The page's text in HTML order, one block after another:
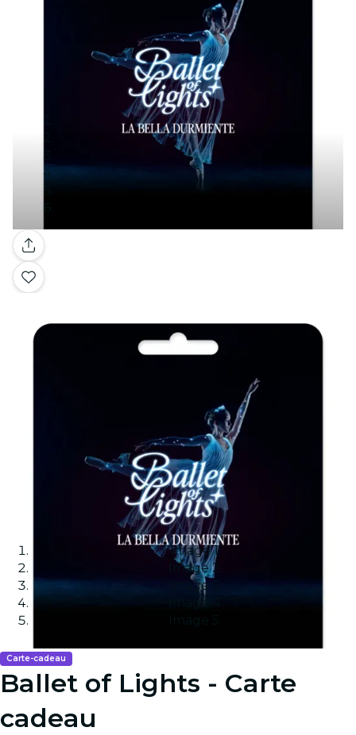
Galerie
Image 1
Image 2
Image 3
Image 4
Image 5
Carte-cadeau
Ballet of Lights - Carte
cadeau